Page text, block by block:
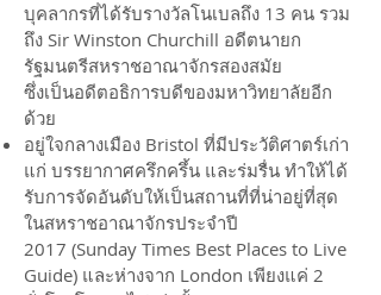
บุคลากรที่ได้รับรางวัลโนเบลถึง 13 คน รวม
ถึง Sir Winston Churchill อดีตนายก
รัฐมนตรีสหราชอาณาจักรสองสมัย
ซึ่งเป็นอดีตอธิการบดีของมหาวิทยาลัยอีก
ด้วย
อยู่ใจกลางเมือง Bristol ที่มีประวัติศาตร์เก่า
แก่ บรรยากาศครึกครึ้น และร่มรื่น ทำให้ได้
รับการจัดอันดับให้เป็นสถานที่ที่น่าอยู่ที่สุด
ในสหราชอาณาจักรประจำปี
2017 (Sunday Times Best Places to Live
Guide) และห่างจาก London เพียงแค่ 2